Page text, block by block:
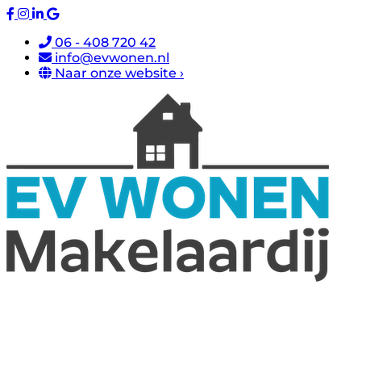
06 - 408 720 42
info@evwonen.nl
Naar onze website ›